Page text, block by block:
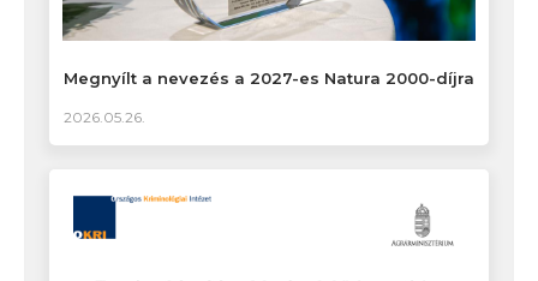
Megnyílt a nevezés a 2027-es Natura 2000-díjra
2026.05.26.